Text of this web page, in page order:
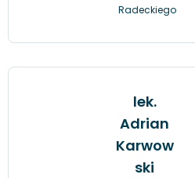
Radeckiego
lek.
Adrian
Karwow
ski